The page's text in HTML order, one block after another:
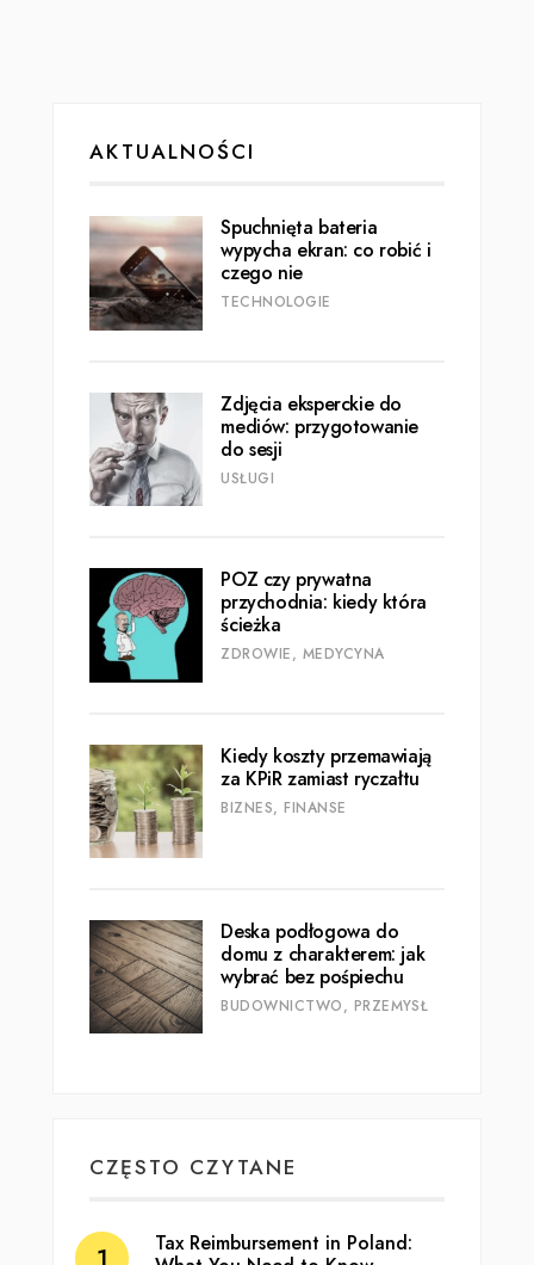
AKTUALNOŚCI
Spuchnięta bateria
wypycha ekran: co robić i
czego nie
TECHNOLOGIE
Zdjęcia eksperckie do
mediów: przygotowanie
do sesji
USŁUGI
POZ czy prywatna
przychodnia: kiedy która
ścieżka
ZDROWIE, MEDYCYNA
Kiedy koszty przemawiają
za KPiR zamiast ryczałtu
BIZNES, FINANSE
Deska podłogowa do
domu z charakterem: jak
wybrać bez pośpiechu
BUDOWNICTWO, PRZEMYSŁ
CZĘSTO CZYTANE
Tax Reimbursement in Poland: